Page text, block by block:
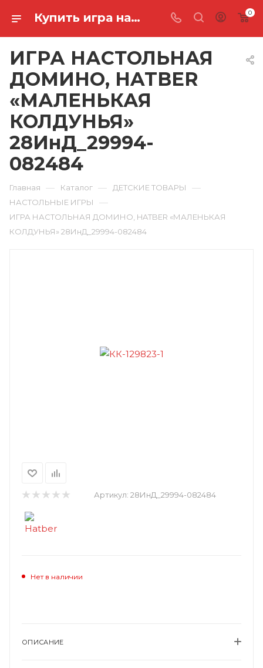
Купить игра настольная домино, hatber «маленькая колдунья» 28ИнД_29994-082484 в Ростове-на-Дону 0
ИГРА НАСТОЛЬНАЯ
ДОМИНО, HATBER
«МАЛЕНЬКАЯ
КОЛДУНЬЯ»
28ИнД_29994-
082484
Главная — Каталог — ДЕТСКИЕ ТОВАРЫ —
НАСТОЛЬНЫЕ ИГРЫ —
ИГРА НАСТОЛЬНАЯ ДОМИНО, HATBER «МАЛЕНЬКАЯ
КОЛДУНЬЯ» 28ИнД_29994-082484
Артикул: 28ИнД_29994-082484
Нет в наличии
ОПИСАНИЕ